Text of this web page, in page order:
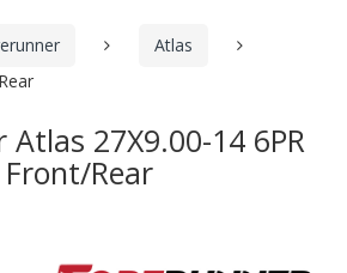
Atlas
Atlas 27X9.00-14 6PR
Front/Rear